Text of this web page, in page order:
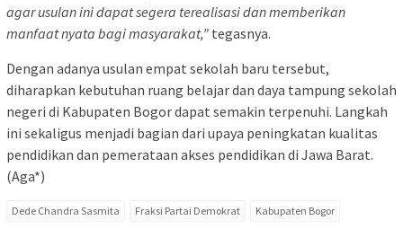
agar usulan ini dapat segera terealisasi dan memberikan
manfaat nyata bagi masyarakat,” tegasnya.
Dengan adanya usulan empat sekolah baru tersebut,
diharapkan kebutuhan ruang belajar dan daya tampung sekolah
negeri di Kabupaten Bogor dapat semakin terpenuhi. Langkah
ini sekaligus menjadi bagian dari upaya peningkatan kualitas
pendidikan dan pemerataan akses pendidikan di Jawa Barat.
(Aga*)
Dede Chandra Sasmita Fraksi Partai Demokrat Kabupaten Bogor